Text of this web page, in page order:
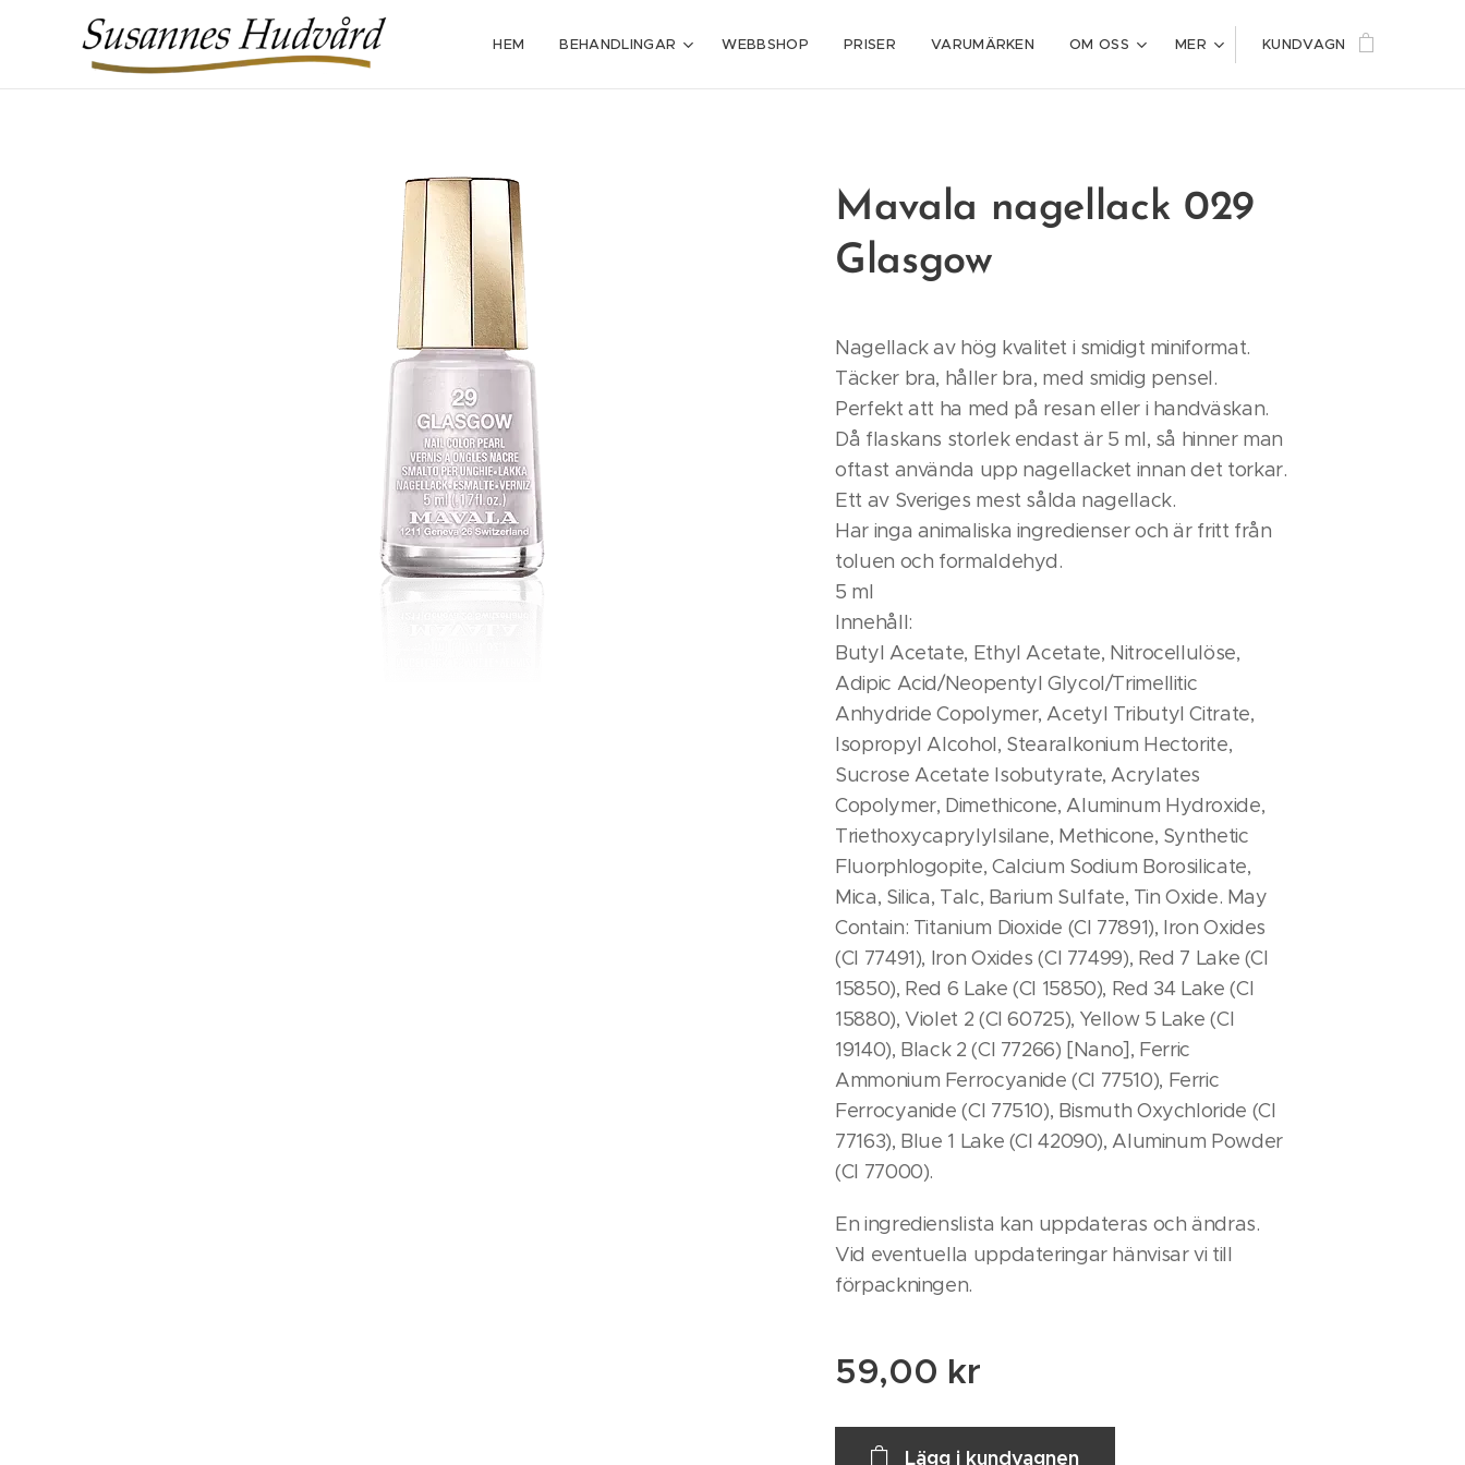
HEM BEHANDLINGAR WEBBSHOP PRISER VARUMÄRKEN OM OSS MER KUNDVAGN
Mavala nagellack 029
Glasgow
Nagellack av hög kvalitet i smidigt miniformat.
Täcker bra, håller bra, med smidig pensel.
Perfekt att ha med på resan eller i handväskan.
Då flaskans storlek endast är 5 ml, så hinner man
oftast använda upp nagellacket innan det torkar.
Ett av Sveriges mest sålda nagellack.
Har inga animaliska ingredienser och är fritt från
toluen och formaldehyd.
5 ml
Innehåll:
Butyl Acetate, Ethyl Acetate, Nitrocellulöse,
Adipic Acid/Neopentyl Glycol/Trimellitic
Anhydride Copolymer, Acetyl Tributyl Citrate,
Isopropyl Alcohol, Stearalkonium Hectorite,
Sucrose Acetate Isobutyrate, Acrylates
Copolymer, Dimethicone, Aluminum Hydroxide,
Triethoxycaprylylsilane, Methicone, Synthetic
Fluorphlogopite, Calcium Sodium Borosilicate,
Mica, Silica, Talc, Barium Sulfate, Tin Oxide. May
Contain: Titanium Dioxide (CI 77891), Iron Oxides
(CI 77491), Iron Oxides (CI 77499), Red 7 Lake (CI
15850), Red 6 Lake (CI 15850), Red 34 Lake (CI
15880), Violet 2 (CI 60725), Yellow 5 Lake (CI
19140), Black 2 (CI 77266) [Nano], Ferric
Ammonium Ferrocyanide (CI 77510), Ferric
Ferrocyanide (CI 77510), Bismuth Oxychloride (CI
77163), Blue 1 Lake (CI 42090), Aluminum Powder
(CI 77000).
En ingredienslista kan uppdateras och ändras.
Vid eventuella uppdateringar hänvisar vi till
förpackningen.
59,00 kr
Lägg i kundvagnen